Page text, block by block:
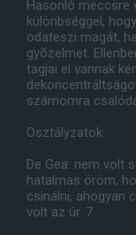
Hasonló meccsre
különbséggel,
odateszi magát,
gyõzelmet.
tagjai el vannak
számomra
Osztályzatok:
De Gea: nem volt
hatalmas öröm,
csinálni, ahogyan
volt az úr. 7